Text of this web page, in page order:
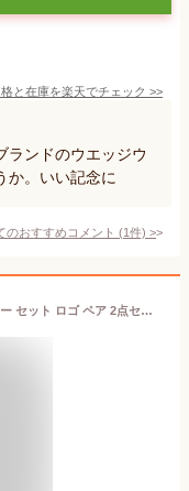
と在庫を楽天でチェック >>
ランドのウエッジウ
か。いい記念に
のおすすめコメント (1件) >
TIFFANY(ティファニー) ガラス タンブラー セット ロゴ ペア 2点セット 200ml